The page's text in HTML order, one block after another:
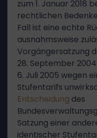
zum 1. Januar 2018
rechtlichen
Fall ist eine echte
ausnahmsweise
Vorgängersatzung
28. September
6. Juli 2005 wegen
Stufentarifs
Entscheidung des
Satzung einer
identischer